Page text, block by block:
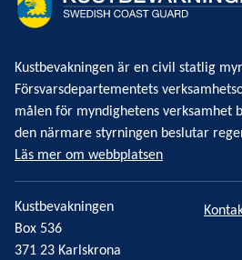
Kustbevakningen är en civil statlig
Försvarsdepartementets
målen för myndighetens verksamhet
den närmare styrningen beslutar
Läs mer om webbplatsen
Kustbevakningen
Box 536
371 23 Karlskrona